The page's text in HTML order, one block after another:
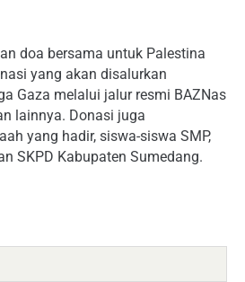
doa bersama untuk Palestina
yang akan disalurkan
Gaza melalui jalur resmi BAZNas
lainnya. Donasi juga
yang hadir, siswa-siswa SMP,
SKPD Kabupaten Sumedang.